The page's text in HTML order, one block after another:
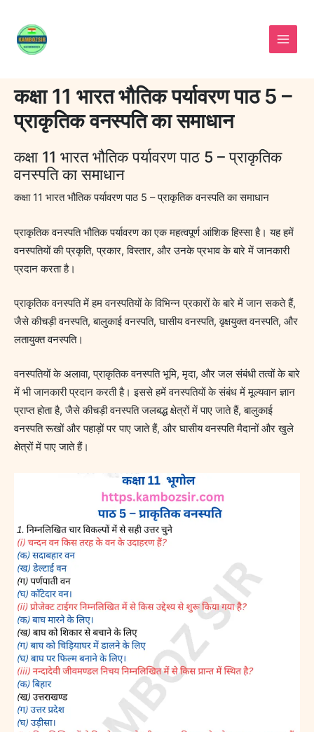
content
कक्षा 11 भारत भौतिक पर्यावरण पाठ 5 –
प्राकृतिक वनस्पति का समाधान
कक्षा 11 भारत भौतिक पर्यावरण पाठ 5 – प्राकृतिक
वनस्पति का समाधान
कक्षा 11 भारत भौतिक पर्यावरण पाठ 5 – प्राकृतिक वनस्पति का समाधान
प्राकृतिक वनस्पति भौतिक पर्यावरण का एक महत्वपूर्ण आंशिक हिस्सा है। यह हमें
वनस्पतियों की प्रकृति, प्रकार, विस्तार, और उनके प्रभाव के बारे में जानकारी
प्रदान करता है।
प्राकृतिक वनस्पति में हम वनस्पतियों के विभिन्न प्रकारों के बारे में जान सकते हैं,
जैसे कीचड़ी वनस्पति, बालुकाई वनस्पति, घासीय वनस्पति, वृक्षयुक्त वनस्पति, और
लतायुक्त वनस्पति।
वनस्पतियों के अलावा, प्राकृतिक वनस्पति भूमि, मृदा, और जल संबंधी तत्वों के बारे
में भी जानकारी प्रदान करती है। इससे हमें वनस्पतियों के संबंध में मूल्यवान ज्ञान
प्राप्त होता है, जैसे कीचड़ी वनस्पति जलबद्ध क्षेत्रों में पाए जाते हैं, बालुकाई
वनस्पति रूखों और पहाड़ों पर पाए जाते हैं, और घासीय वनस्पति मैदानों और खुले
क्षेत्रों में पाए जाते हैं।